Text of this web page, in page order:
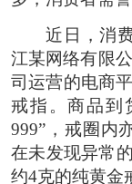
近日，消
江某网络有限
司运营的电商
戒指。商品到
999”，戒圈内
在未发现异常
约4克的纯黄金